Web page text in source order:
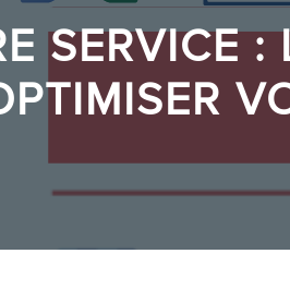
Équipe
SERVICES
Conférences
SERVICE :